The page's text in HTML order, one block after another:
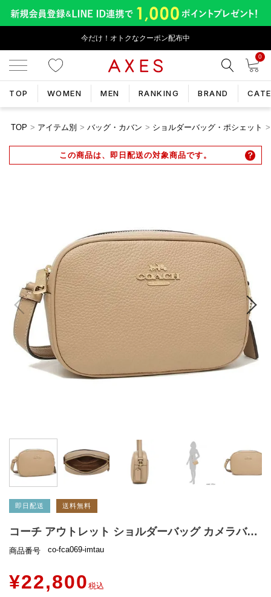
今だけ！オトクなクーポン配布中
0
TOP WOMEN MEN RANKING BRAND
TOP アイテム別 バッグ・カバン ショルダーバッグ・ポシェット
この商品は、即日配送の対象商品です。
即日配送 送料無料
コーチ アウトレット ショルダーバッグ カメラバッグ ベージュ レディース COACH CA069 IMTAU
商品番号 co-fca069-imtau
¥22,800 税込